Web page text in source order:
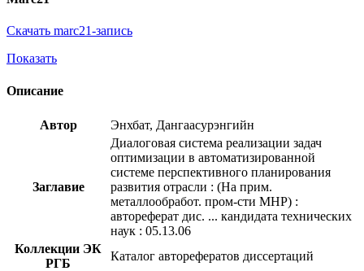
Скачать marc21-запись
Показать
Описание
Автор Энхбат, Дангаасурэнгийн
Заглавие
Диалоговая система реализации задач
оптимизации в автоматизированной
системе перспективного планирования
развития отрасли : (На прим.
металлообработ. пром-сти МНР) :
автореферат дис. ... кандидата технических
наук : 05.13.06
Коллекции ЭК
РГБ
Каталог авторефератов диссертаций